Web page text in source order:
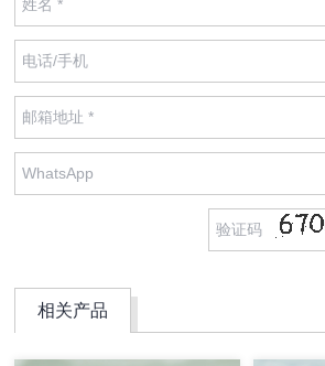
相关产品